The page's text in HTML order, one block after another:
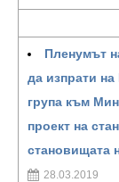
Пленумът
да изпрати
група към
проект на
становищата
28.03.2019